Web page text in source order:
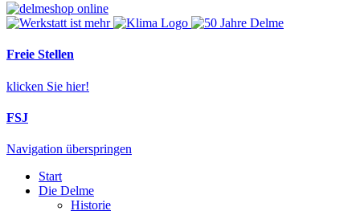
Freie Stellen
klicken Sie hier!
FSJ
Navigation überspringen
Start
Die Delme
Historie